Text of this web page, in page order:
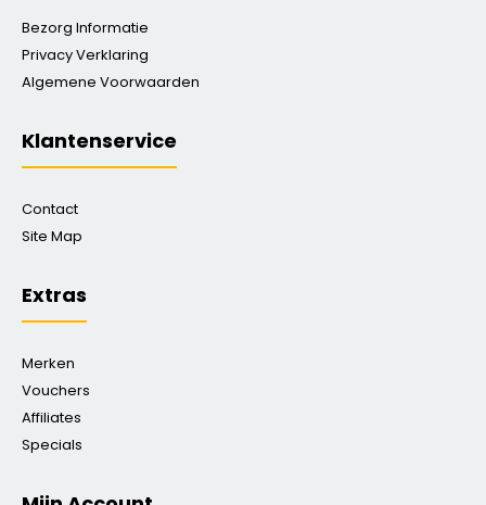
Bezorg Informatie
Privacy Verklaring
Algemene Voorwaarden
Klantenservice
Contact
Site Map
Extras
Merken
Vouchers
Affiliates
Specials